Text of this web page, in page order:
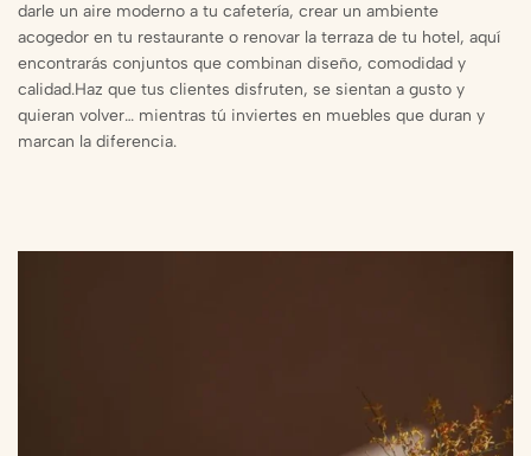
darle un aire moderno a tu cafetería, crear un ambiente
acogedor en tu restaurante o renovar la terraza de tu hotel, aquí
encontrarás conjuntos que combinan diseño, comodidad y
calidad.Haz que tus clientes disfruten, se sientan a gusto y
quieran volver… mientras tú inviertes en muebles que duran y
marcan la diferencia.